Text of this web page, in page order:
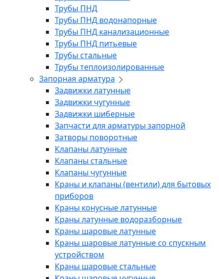
Трубы ПНД
Трубы ПНД водонапорные
Трубы ПНД канализационные
Трубы ПНД питьевые
Трубы стальные
Трубы теплоизолированные
Запорная арматура
Задвижки латунные
Задвижки чугунные
Задвижки шиберные
Запчасти для арматуры запорной
Затворы поворотные
Клапаны латунные
Клапаны стальные
Клапаны чугунные
Краны и клапаны (вентили) для бытовых
приборов
Краны конусные латунные
Краны латунные водоразборные
Краны шаровые латунные
Краны шаровые латунные со спускным
устройством
Краны шаровые стальные